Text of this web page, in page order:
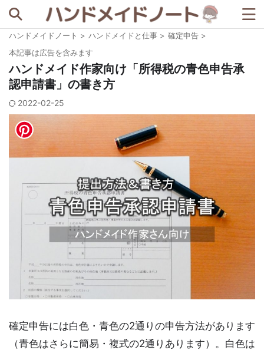
メルカリ 写真撮影 宣伝ツール 梱包資材
ハンドメイドノート > ハンドメイドと仕事 > 確定申告 >
本記事は広告を含みます
ハンドメイド作家向け「所得税の青色申告承
認申請書」の書き方
2022-02-25
確定申告には白色・青色の2通りの申告方法があります
（青色はさらに簡易・複式の2通りあります）。白色は